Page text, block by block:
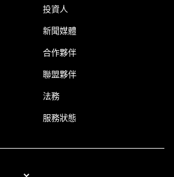
投資人
新聞媒體
合作夥伴
聯盟夥伴
法務
服務狀態